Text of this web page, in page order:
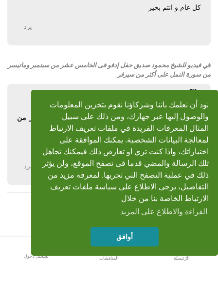
نود أن نعلمك باننا وشركاؤنا نقوم بتخزين المعلومات
والوصول إليها عبر جهازك، ومن ذلك على سبيل
المثال المعرفات الفريدة في ملفات تعريف الارتباط
لمعالجة البيانات الشخصية. يمكنك الموافقة على
اختياراتك، واذا كنت تري او تعارض ذلك فيمكنك تجاهل
تلك الرسالة والمضي قدما فى تصفح الموقع، ولن يؤثر
ذلك في عملية التصفح التي تجريها. لمعرفة مزيد من
التفاصيل، يرجى الاطلاع على سياسة ملفات تعريف
الارتباط الخاصة بنا من خلال
القراءة والاطلاع على المزيد
أوافق
كل عام و انتم بخير
يرد
فيفيديو للشيخ محمود صديق حفل إدفو فى الخامس عشر من سبتمبر وماتيسر
من سورة النمل على أكثر من سيرفر
رد: فيديو للشيخ محمود صديق حفل إدفو فى الخامس عشر من
سبتمبر وماتيسر من سورة النمل على أكثر من سيرفر
كل عام وأنتم بخير
يرد
الرّئيسيّة المناقشات تسجيل دخول